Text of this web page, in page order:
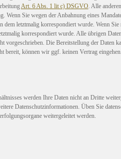
Art. 6 Abs. 1 lit c) DSGVO. Alle
Wenn Sie wegen der Anbahnung eines
dem letztmalig korrespondiert wurde. Wenn
korrespondiert wurde. Alle übrigen
vorgeschrieben. Die Bereitstellung der Daten
können wir ggf. keinen Vertrag
werden Ihre Daten nicht an Dritte
Datenschutzinformationen. Üben Sie
weitergeleitet werden.